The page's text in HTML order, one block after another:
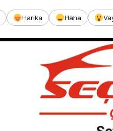
Harika Haha